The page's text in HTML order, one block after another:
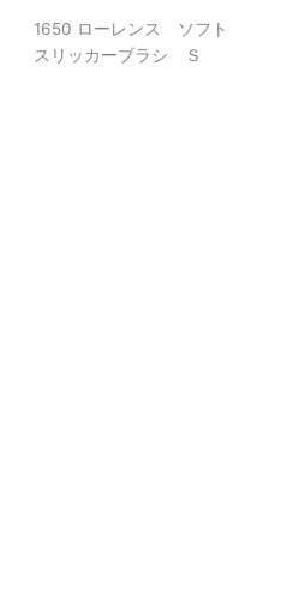
1650 ローレンス ソフト
スリッカーブラシ Ｓ